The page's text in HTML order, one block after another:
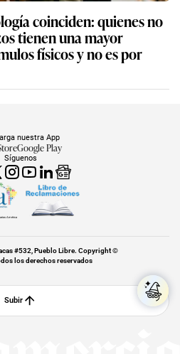
coinciden: quienes no
tienen una mayor
físicos y no es por
Síguenos
nuestra App
Google Play
América
#532, Pueblo Libre. Copyright ©
los derechos reservados
Subir